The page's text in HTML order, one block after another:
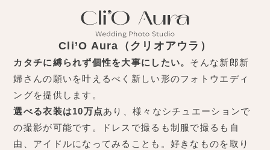
Cli’O Aura（クリオアウラ）
カタチに縛られず個性を大事にしたい。 そんな新郎新
婦さんの願いを叶えるべく新しい形のフォトウエディ
ングを提供します。
選べる衣装は10万点あり、様々なシチュエーションで
の撮影が可能です。ドレスで撮るも制服で撮るも自
由、アイドルになってみることも。好きなものを取り